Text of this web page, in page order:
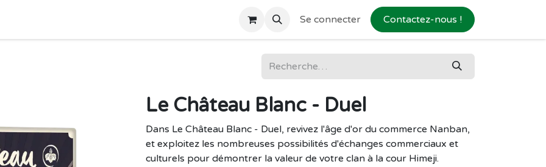
Se connecter Contactez-nous !
Le Château Blanc - Duel
Dans Le Château Blanc - Duel, revivez l'âge d'or du commerce Nanban,
et exploitez les nombreuses possibilités d'échanges commerciaux et
culturels pour démontrer la valeur de votre clan à la cour Himeji.